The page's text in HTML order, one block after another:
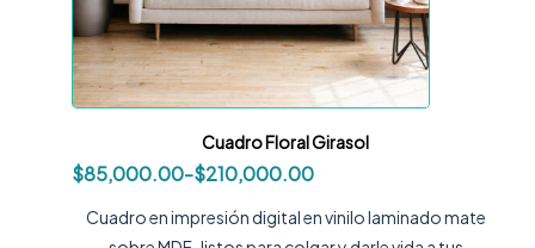
Cuadro Floral Girasol
$85,000.00-$210,000.00
Cuadro en impresión digital en vinilo laminado mate